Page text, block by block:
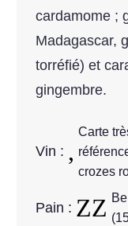
cardamome ;
Madagascar,
torréfié) et
gingembre.
Vin :
Carte
crozes
Pain :